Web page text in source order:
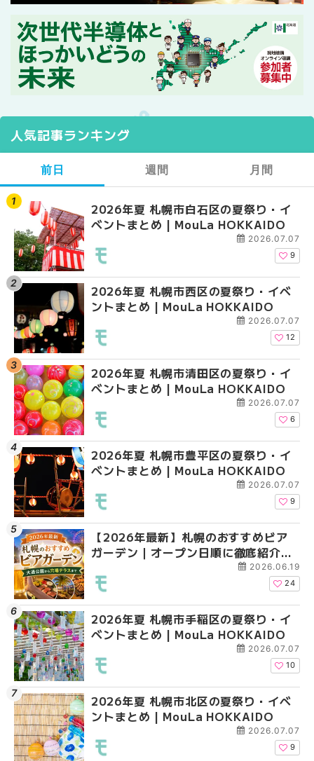
人気記事ランキング
前日
2026年夏 札幌市白石区の夏祭り・イ
ベントまとめ | MouLa HOKKAIDO
2026.07.07
9
2026年夏 札幌市西区の夏祭り・イベ
ントまとめ | MouLa HOKKAIDO
2026.07.07
12
2026年夏 札幌市清田区の夏祭り・イ
ベントまとめ | MouLa HOKKAIDO
2026.07.07
6
2026年夏 札幌市豊平区の夏祭り・イ
ベントまとめ | MouLa HOKKAIDO
2026.07.07
9
【2026年最新】札幌のおすすめビア
ガーデン｜オープン日順に徹底紹介！
大通公園から穴場テラスまで | MouLa
HOKKAIDO
2026.06.19
24
2026年夏 札幌市手稲区の夏祭り・イ
ベントまとめ | MouLa HOKKAIDO
2026.07.07
10
2026年夏 札幌市北区の夏祭り・イベ
ントまとめ | MouLa HOKKAIDO
2026.07.07
9
週間
2026年夏 札幌市西区
ントまとめ | MouLa
【2026年最新】札幌
ガーデン｜オープン日
大通公園から穴場テ
2026年夏 札幌市白石
ベントまとめ |
2026年夏 札幌市手稲
ベントまとめ |
2026年夏 札幌市北区
ントまとめ | MouLa
2026年夏 札幌市清田
ベントまとめ |
2026年夏 札幌市豊平
ベントまとめ |
月間
【2026年最新】札幌
ガーデン｜オープン日
大通公園から穴場テ
2026年夏 札幌市北区
ントまとめ | MouLa
2026年夏 札幌市白石
ベントまとめ |
2026年夏 札幌市西区
ントまとめ | MouLa
2026年夏 札幌市手稲
ベントまとめ |
2026年夏 札幌市清田
ベントまとめ |
札幌の麻辣湯（マーラ
め専門店6選！本場の
新店まで徹底比較 |